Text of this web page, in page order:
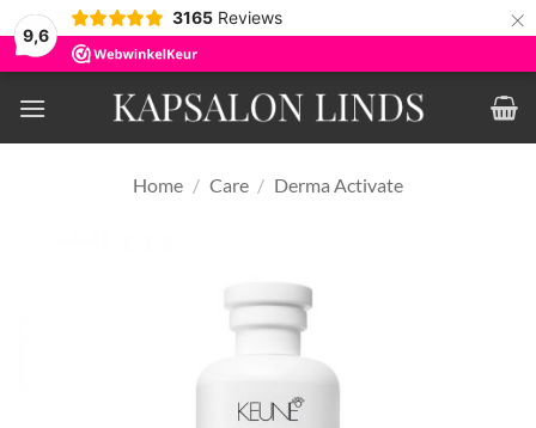
9,6
3165 Reviews ×
naar
inhoud
Home / Care / Derma Activate